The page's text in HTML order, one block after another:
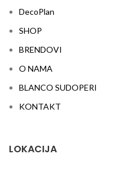
DecoPlan
SHOP
BRENDOVI
O NAMA
BLANCO SUDOPERI
KONTAKT
LOKACIJA